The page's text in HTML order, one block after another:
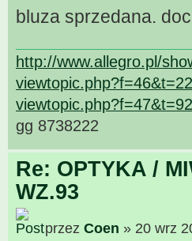
bluza sprzedana.
http://www.allegro.pl/
gg 8738222
Re: OPTYKA /
WZ.93
przez Coen » 20 wrz